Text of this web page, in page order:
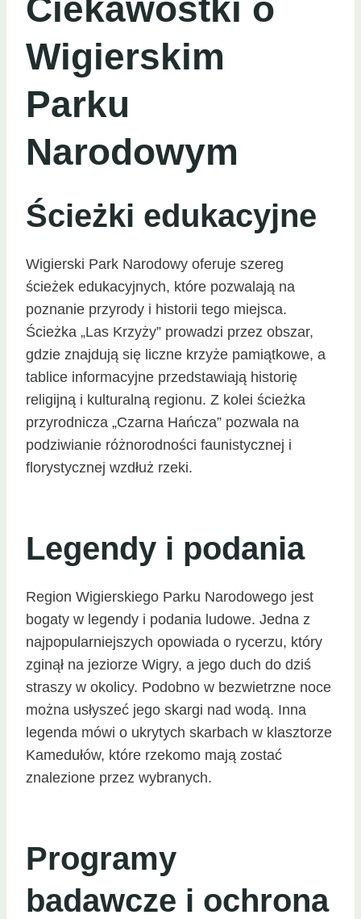
Ciekawostki o
Wigierskim
Parku
Narodowym
Ścieżki edukacyjne
Wigierski Park Narodowy oferuje szereg
ścieżek edukacyjnych, które pozwalają na
poznanie przyrody i historii tego miejsca.
Ścieżka „Las Krzyży” prowadzi przez obszar,
gdzie znajdują się liczne krzyże pamiątkowe, a
tablice informacyjne przedstawiają historię
religijną i kulturalną regionu. Z kolei ścieżka
przyrodnicza „Czarna Hańcza” pozwala na
podziwianie różnorodności faunistycznej i
florystycznej wzdłuż rzeki.
Legendy i podania
Region Wigierskiego Parku Narodowego jest
bogaty w legendy i podania ludowe. Jedna z
najpopularniejszych opowiada o rycerzu, który
zginął na jeziorze Wigry, a jego duch do dziś
straszy w okolicy. Podobno w bezwietrzne noce
można usłyszeć jego skargi nad wodą. Inna
legenda mówi o ukrytych skarbach w klasztorze
Kamedułów, które rzekomo mają zostać
znalezione przez wybranych.
Programy
badawcze i ochrona